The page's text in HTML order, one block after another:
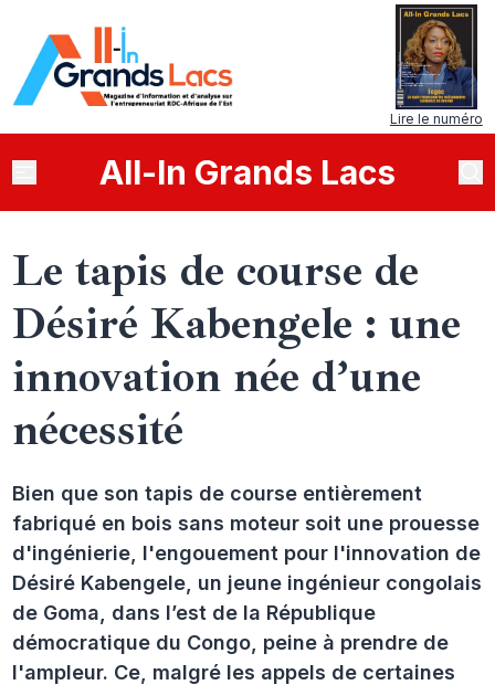
Lire le numéro
All-In Grands Lacs
Le tapis de course de
Désiré Kabengele : une
innovation née d’une
nécessité
Bien que son tapis de course entièrement
fabriqué en bois sans moteur soit une prouesse
d'ingénierie, l'engouement pour l'innovation de
Désiré Kabengele, un jeune ingénieur congolais
de Goma, dans l’est de la République
démocratique du Congo, peine à prendre de
l'ampleur. Ce, malgré les appels de certaines